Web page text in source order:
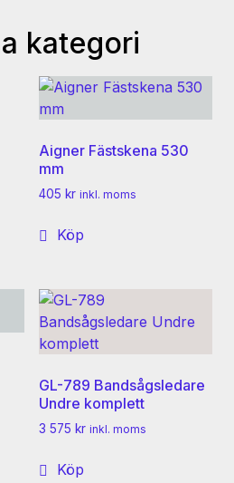
kategori
Aigner Fästskena 530
mm
405 kr inkl. moms
Köp
GL-789 Bandsågsledare
Undre komplett
3 575 kr inkl. moms
Köp